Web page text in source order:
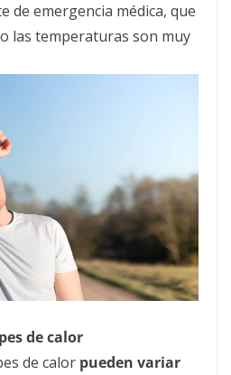
de emergencia médica, que
las temperaturas son muy
decalor
de calor pueden variar